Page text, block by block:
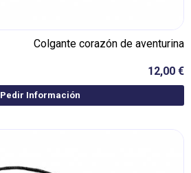
Colgante corazón de aventurina
12,00 €
Pedir Información